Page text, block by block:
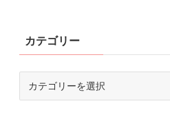
カテゴリー